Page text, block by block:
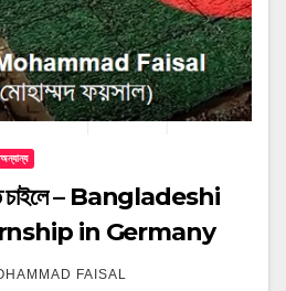
করতে চাইলে – Bangladeshi
in Germany
FAISAL